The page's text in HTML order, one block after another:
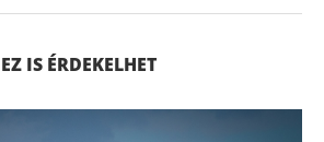
EZ IS ÉRDEKELHET